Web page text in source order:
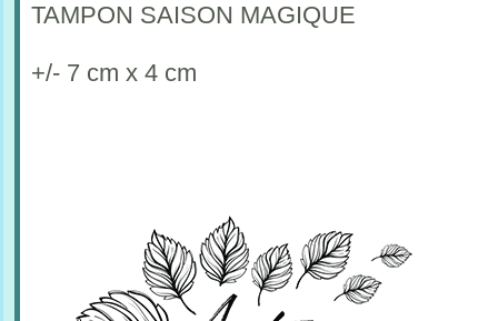
TAMPON SAISON MAGIQUE
+/- 7 cm x 4 cm